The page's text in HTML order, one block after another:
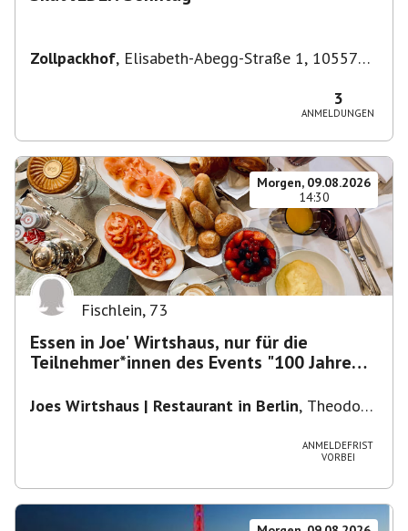
Zollpackhof, Elisabeth-Abegg-Straße 1, 10557
3
ANMELDUNGEN
Morgen, 09.08.2026
14:30
Fischlein, 73
Essen in Joe' Wirtshaus, nur für die
Teilnehmer*innen des Events "100 Jahre
Joes Wirtshaus | Restaurant in Berlin, Theodor-
ANMELDEFRIST
VORBEI